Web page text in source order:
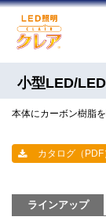
小型LED/
本体にカーボン樹脂
カタログ（PDF
ラインアップ